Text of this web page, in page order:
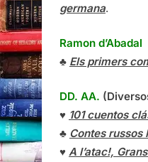
germana.
Ramon d’Abadal
♣ Els primers
DD. AA.
♥ 101 cuentos
♣ Contes russos
♥ A l’atac!,